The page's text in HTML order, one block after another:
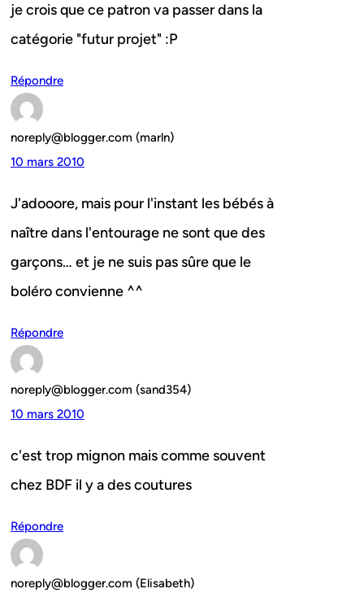
je crois que ce patron va passer dans la
catégorie "futur projet" :P
Répondre
noreply@blogger.com (marln)
10 mars 2010
J'adooore, mais pour l'instant les bébés à
naître dans l'entourage ne sont que des
garçons… et je ne suis pas sûre que le
boléro convienne ^^
Répondre
noreply@blogger.com (sand354)
10 mars 2010
c'est trop mignon mais comme souvent
chez BDF il y a des coutures
Répondre
noreply@blogger.com (Elisabeth)